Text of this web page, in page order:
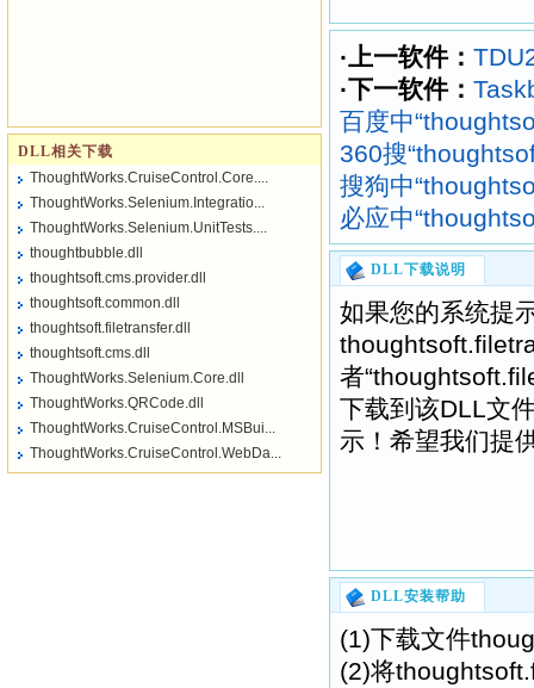
·上一软件：
·下一软件：
百度中
360搜
搜狗中
必应中
DLL下载说明
如果您的系统提
者
下载到该DLL文
示！希望我们提
DLL安装帮助
(1)下载文件
(2)将
DLL相关下载
ThoughtWorks.CruiseControl.Core....
ThoughtWorks.Selenium.Integratio...
ThoughtWorks.Selenium.UnitTests....
thoughtbubble.dll
thoughtsoft.cms.provider.dll
thoughtsoft.common.dll
thoughtsoft.filetransfer.dll
thoughtsoft.cms.dll
ThoughtWorks.Selenium.Core.dll
ThoughtWorks.QRCode.dll
ThoughtWorks.CruiseControl.MSBui...
ThoughtWorks.CruiseControl.WebDa...